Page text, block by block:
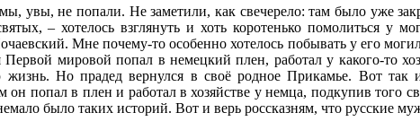
увы, не попали. Не заметили, как свечерело: там было уже
– хотелось взглянуть и хоть коротенько помолиться
Мне почему-то особенно хотелось побывать у его
мировой попал в немецкий плен, работал у какого-то
жизнь. Но прадед вернулся в своё родное Прикамье. Вот
он попал в плен и работал в хозяйстве у немца, подкупив
было таких историй. Вот и верь россказням, что русские